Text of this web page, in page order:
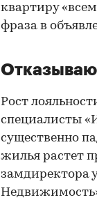
квартиру
фраза в
Рост
специалисты
существенно
жилья растет
замдиректора